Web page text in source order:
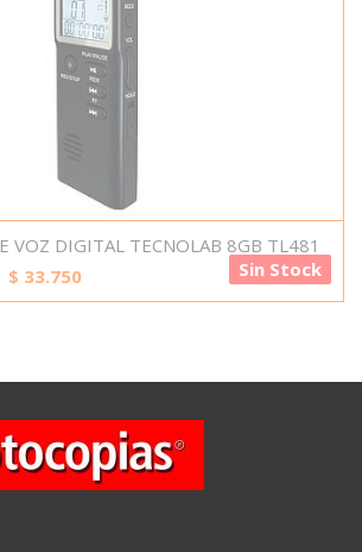
VOZ DIGITAL TECNOLAB 8GB TL481
$ 33.750 Sin Stock